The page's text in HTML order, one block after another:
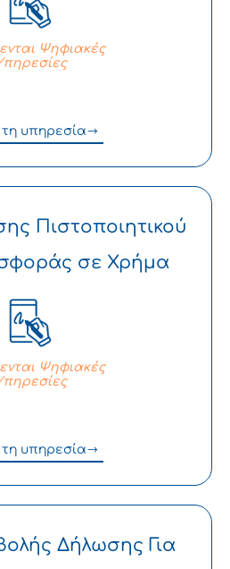
Ψηφιακές
τη υπηρεσία
Πιστοποιητικού
σε Χρήμα
Ψηφιακές
τη υπηρεσία
Δήλωσης Για